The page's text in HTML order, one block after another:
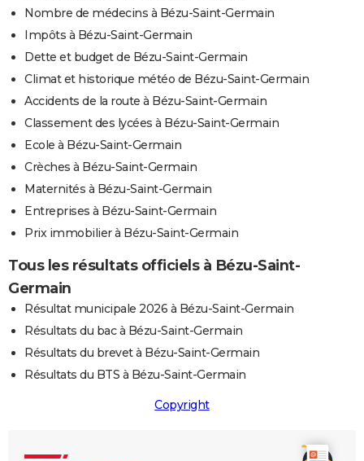
Nombre de médecins à Bézu-Saint-Germain
Impôts à Bézu-Saint-Germain
Dette et budget de Bézu-Saint-Germain
Climat et historique météo de Bézu-Saint-Germain
Accidents de la route à Bézu-Saint-Germain
Classement des lycées à Bézu-Saint-Germain
Ecole à Bézu-Saint-Germain
Crèches à Bézu-Saint-Germain
Maternités à Bézu-Saint-Germain
Entreprises à Bézu-Saint-Germain
Prix immobilier à Bézu-Saint-Germain
Tous les résultats officiels à Bézu-Saint-
Germain
Résultat municipale 2026 à Bézu-Saint-Germain
Résultats du bac à Bézu-Saint-Germain
Résultats du brevet à Bézu-Saint-Germain
Résultats du BTS à Bézu-Saint-Germain
Copyright